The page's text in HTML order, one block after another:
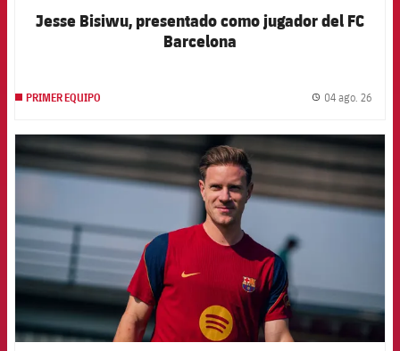
Jesse Bisiwu, presentado como jugador del FC
Barcelona
PRIMER EQUIPO 04 ago. 26
FCB Barcelona badge